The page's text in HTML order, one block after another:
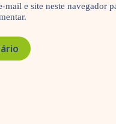
mail e site neste navegador